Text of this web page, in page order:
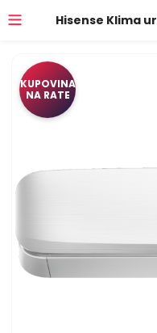
KUPOVINA
NA RATE